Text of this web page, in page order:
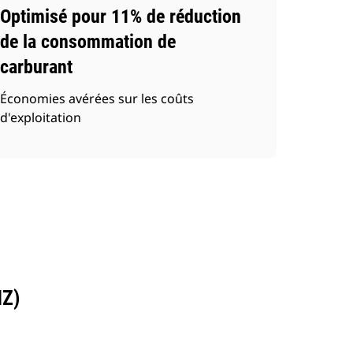
Optimisé pour 11% de réduction
de la consommation de
carburant
Économies avérées sur les coûts
d'exploitation